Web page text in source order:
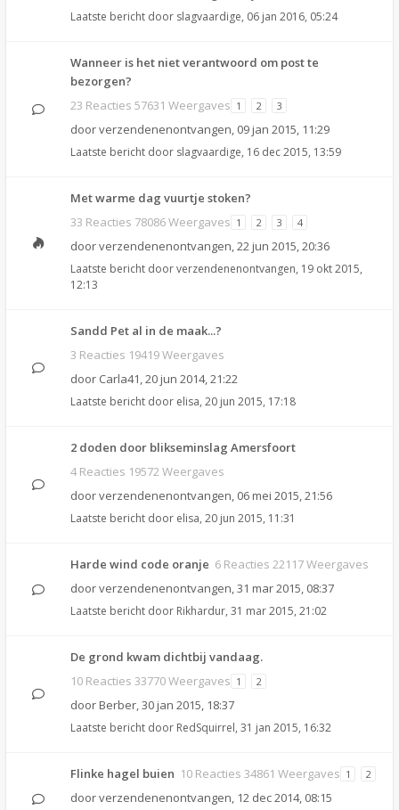
Laatste bericht door slagvaardige, 06 jan 2016, 05:24
Wanneer is het niet verantwoord om post te
bezorgen?
23 Reacties 57631 Weergaves 1 2 3
doorverzendenenontvangen, 09 jan 2015, 11:29
Laatste bericht door slagvaardige, 16 dec 2015, 13:59
Met warme dag vuurtje stoken?
33 Reacties 78086 Weergaves 1 2 3 4
doorverzendenenontvangen,22 jun 2015, 20:36
Laatste bericht doorverzendenenontvangen, 19 okt 2015,
12:13
Sandd Pet al in de maak...?
3 Reacties 19419 Weergaves
door Carla41,20 jun 2014, 21:22
Laatste bericht door elisa, 20 jun 2015, 17:18
2 doden door blikseminslag Amersfoort
4 Reacties 19572 Weergaves
doorverzendenenontvangen, 06 mei 2015, 21:56
Laatste bericht door elisa, 20 jun 2015, 11:31
Harde wind code oranje 6 Reacties 22117 Weergaves
doorverzendenenontvangen,31 mar 2015, 08:37
Laatste bericht door Rikhardur, 31 mar 2015, 21:02
De grond kwam dichtbij vandaag.
10 Reacties 33770 Weergaves 1 2
door Berber,30 jan 2015, 18:37
Laatste bericht door RedSquirrel, 31 jan 2015, 16:32
Flinke hagel buien 10 Reacties 34861 Weergaves 1 2
doorverzendenenontvangen, 12 dec 2014, 08:15